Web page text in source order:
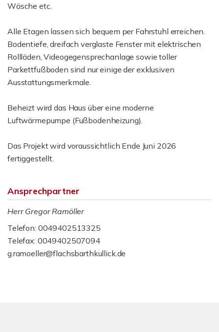
Wäsche etc.
Alle Etagen lassen sich bequem per Fahrstuhl erreichen.
Bodentiefe, dreifach verglaste Fenster mit elektrischen
Rollläden, Videogegensprechanlage sowie toller
Parkettfußboden sind nur einige der exklusiven
Ausstattungsmerkmale.
Beheizt wird das Haus über eine moderne
Luftwärmepumpe (Fußbodenheizung).
Das Projekt wird voraussichtlich Ende Juni 2026
fertiggestellt.
Ansprechpartner
Herr Gregor Ramöller
Telefon: 0049402513325
Telefax: 0049402507094
g.ramoeller@flachsbarthkullick.de